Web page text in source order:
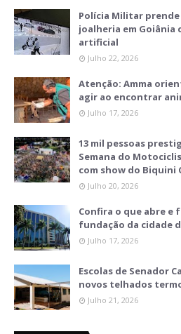
Polícia Militar
joalheria em Goiânia
artificial
Julho 22, 2026
Atenção: Amma
agir ao encontrar
Julho 17, 2026
13 mil pessoas
Semana do
com show do Biquini
Julho 20, 2026
Confira o que abre e
fundação da cidade
Julho 17, 2026
Escolas de Senador
novos telhados
Julho 21, 2026